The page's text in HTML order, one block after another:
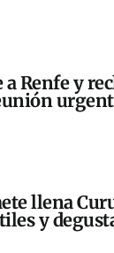
Renfe y
llena
y